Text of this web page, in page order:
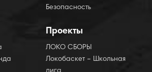
Безопасность
Проекты
ЛОКО СБОРЫ
Локобаскет – Школьная